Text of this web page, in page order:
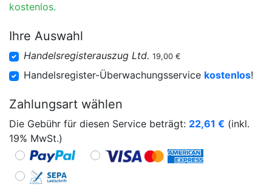
kostenlos.
Ihre Auswahl
Handelsregisterauszug Ltd. 19,00 €
Handelsregister-Überwachungsservice kostenlos!
Zahlungsart wählen
Die Gebühr für diesen Service beträgt: 22,61 € (inkl.
19% MwSt.)